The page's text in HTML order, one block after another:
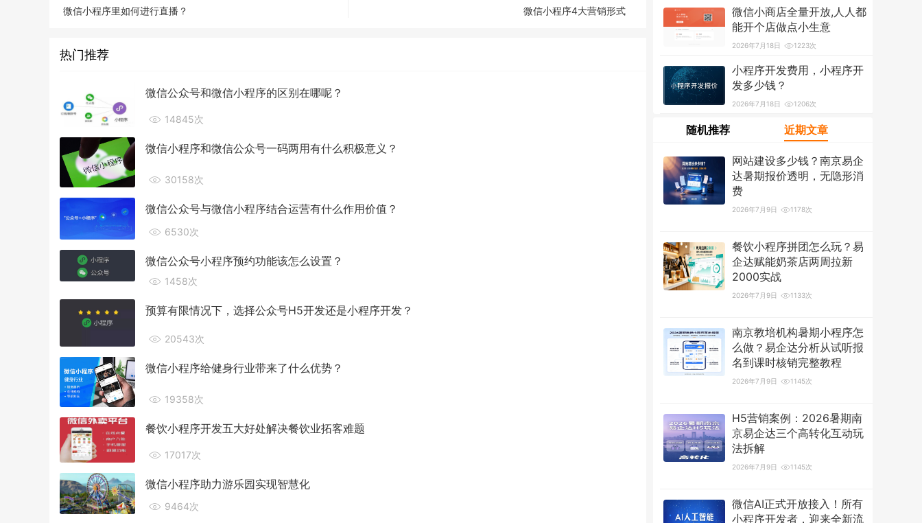
微信小程序里如何进行直播？
微信小程序4大营销形式
热门推荐
微信公众号和微信小程序的区别在哪呢？
14845次
微信小程序和微信公众号一码两用有什么积极意义？
30158次
微信公众号与微信小程序结合运营有什么作用价值？
6530次
微信公众号小程序预约功能该怎么设置？
1458次
预算有限情况下，选择公众号H5开发还是小程序开发？
20543次
微信小程序给健身行业带来了什么优势？
19358次
餐饮小程序开发五大好处解决餐饮业拓客难题
17017次
微信小程序助力游乐园实现智慧化
9464次
微信小商店全量开放,人人都
能开个店做点小生意
2026年7月18日 1223次
小程序开发费用，小程序开
发多少钱？
2026年7月18日 1206次
随机推荐 近期文章
网站建设多少钱？南京易企
达暑期报价透明，无隐形消
费
2026年7月9日 1178次
餐饮小程序拼团怎么玩？易
企达赋能奶茶店两周拉新
2000实战
2026年7月9日 1133次
南京教培机构暑期小程序怎
么做？易企达分析从试听报
名到课时核销完整教程
2026年7月9日 1145次
H5营销案例：2026暑期南
京易企达三个高转化互动玩
法拆解
2026年7月9日 1145次
微信AI正式开放接入！所有
小程序开发者，迎来全新流